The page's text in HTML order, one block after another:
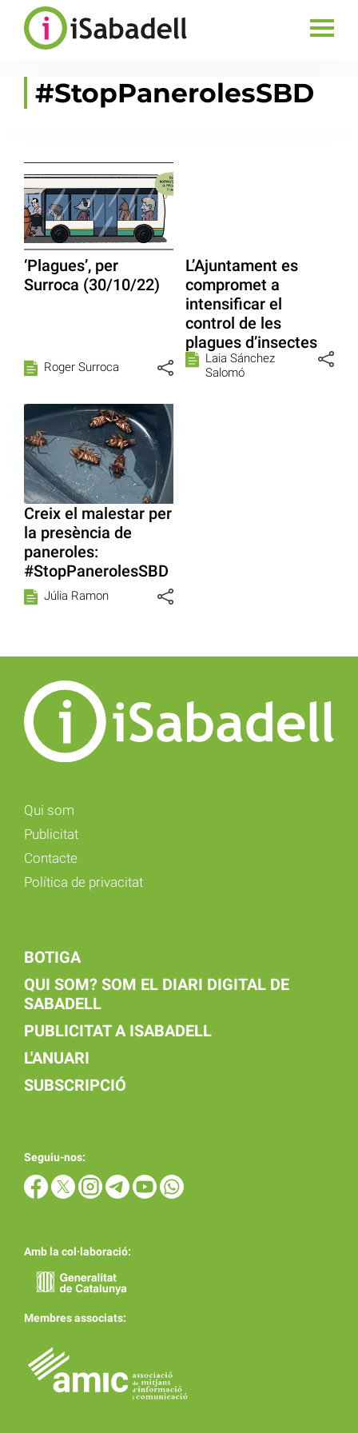
#StopPanerolesSBD
‘Plagues’, per
Surroca (30/10/22)
Roger Surroca
L’Ajuntament es
compromet a
intensificar el
control de les
plagues d’insectes
Laia Sánchez
Salomó
Creix el malestar per
la presència de
paneroles:
#StopPanerolesSBD
Júlia Ramon
Qui som
Publicitat
Contacte
Política de privacitat
BOTIGA
QUI SOM? SOM EL DIARI DIGITAL DE
SABADELL
PUBLICITAT A ISABADELL
L'ANUARI
SUBSCRIPCIÓ
Seguiu-nos:
Amb la col·laboració:
Membres associats: